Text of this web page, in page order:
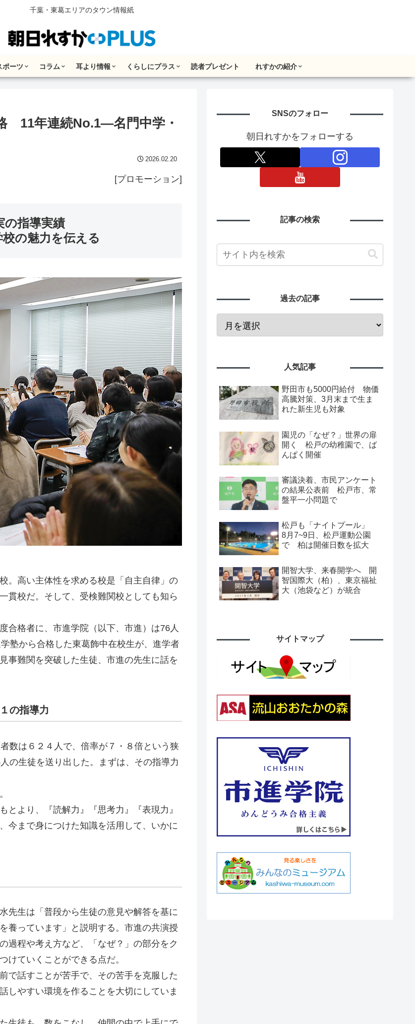
千葉・東葛エリアのタウン情報紙
ポーツ コラム 耳より情報 くらしにプラス 読者プレゼント れすかの紹介
11年連続No.1―名門中学・
2026.02.20
[プロモーション]
指導実績
の魅力を伝える
。高い主体性を求める校是「自主自律」の
貫校だ。そして、受検難関校としても知ら
合格者に、市進学院（以下、市進）は76人
塾から合格した東葛飾中在校生が、進学者
事難関を突破した生徒、市進の先生に話を
の指導力
数は６２４人で、倍率が７・８倍という狭
の生徒を送り出した。まずは、その指導力
より、『読解力』『思考力』『表現力』
今まで身につけた知識を活用して、いかに
先生は「普段から生徒の意見や解答を基に
養っています」と説明する。市進の共演授
過程や考え方など、「なぜ？」の部分をク
けていくことができる点だ。
で話すことが苦手で、その苦手を克服した
しやすい環境を作ることを大切にしていま
SNSのフォロー
朝日れすかをフォローする
記事の検索
過去の記事
人気記事
野田市も5000円給付 物価
高騰対策、3月末まで生ま
れた新生児も対象
園児の「なぜ？」世界の扉
開く 松戸の幼稚園で、ば
んぱく開催
審議決着、市民アンケート
の結果公表前 松戸市、常
盤平一小問題で
松戸も「ナイトプール」
8月7~9日、松戸運動公園
で 柏は開催日数を拡大
開智大学、来春開学へ 開
智国際大（柏）、東京福祉
大（池袋など）が統合
サイトマップ